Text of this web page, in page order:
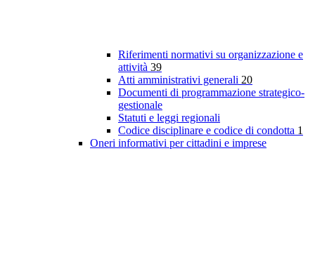
Riferimenti normativi su organizzazione e
attività 39
Atti amministrativi generali 20
Documenti di programmazione strategico-
gestionale
Statuti e leggi regionali
Codice disciplinare e codice di condotta 1
Oneri informativi per cittadini e imprese